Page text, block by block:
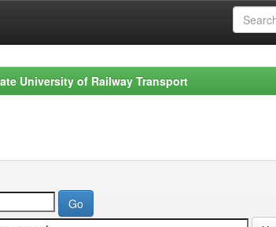
University of Railway Transport